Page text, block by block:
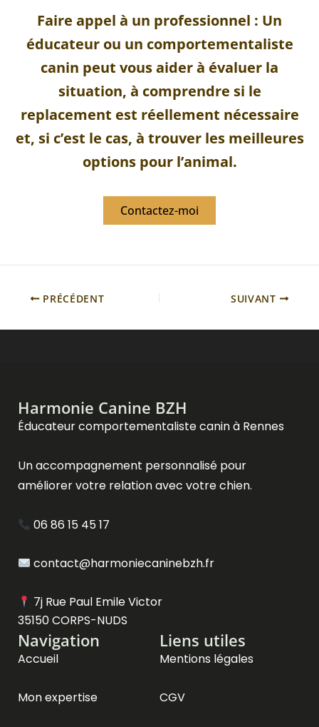
Faire appel à un professionnel : Un
éducateur ou un comportementaliste
canin peut vous aider à évaluer la
situation, à comprendre si le
replacement est réellement nécessaire
et, si c’est le cas, à trouver les meilleures
options pour l’animal.
Contactez-moi
PRÉCÉDENT SUIVANT
Harmonie Canine BZH
Éducateur comportementaliste canin à Rennes
Un accompagnement personnalisé pour
améliorer votre relation avec votre chien.
06 86 15 45 17
contact@harmoniecaninebzh.fr
7j Rue Paul Emile Victor
35150 CORPS-NUDS
Navigation
Accueil
Mon expertise
Liens utiles
Mentions légales
CGV